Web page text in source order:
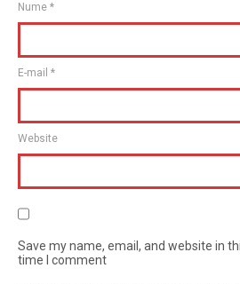
Nume *
E-mail *
Website
Save my name, email, and website in
time I comment